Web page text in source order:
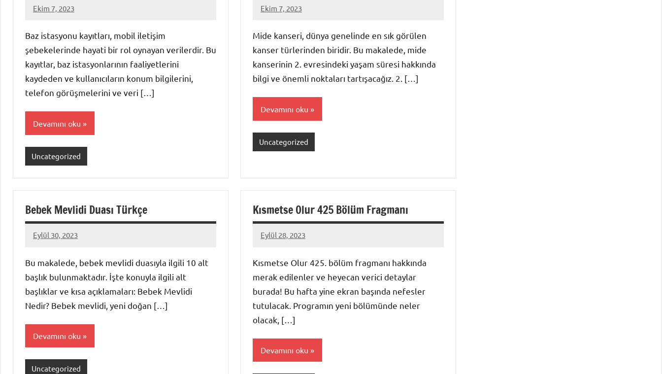
Ekim 7, 2023
admin
Baz istasyonu kayıtları, mobil iletişim
şebekelerinde hayati bir rol oynayan verilerdir. Bu
kayıtlar, baz istasyonlarının faaliyetlerini
kaydeden ve kullanıcıların konum bilgilerini,
telefon görüşmelerini ve veri […]
Devamını oku
Uncategorized
Ekim 7, 2023
admin
Mide kanseri, dünya genelinde en sık görülen
kanser türlerinden biridir. Bu makalede, mide
kanserinin 2. evresindeki yaşam süresi hakkında
bilgi ve önemli noktaları tartışacağız. 2. […]
Devamını oku
Uncategorized
Bebek Mevlidi Duası Türkçe
Eylül 30, 2023
admin
Bu makalede, bebek mevlidi duasıyla ilgili 10 alt
başlık bulunmaktadır. İşte konuyla ilgili alt
başlıklar ve kısa açıklamaları: Bebek Mevlidi
Nedir? Bebek mevlidi, yeni doğan […]
Devamını oku
Uncategorized
Kısmetse Olur 425 Bölüm Fragmanı
Eylül 28, 2023
admin
Kısmetse Olur 425. bölüm fragmanı hakkında
merak edilenler ve heyecan verici detaylar
burada! Bu hafta yine ekran başında nefesler
tutulacak. Programın yeni bölümünde neler
olacak, […]
Devamını oku